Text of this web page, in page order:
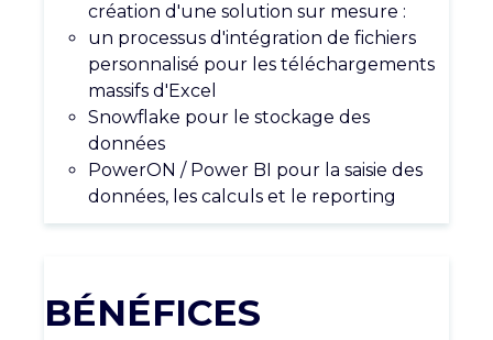
création d'une solution sur mesure :
un processus d'intégration de fichiers
personnalisé pour les téléchargements
massifs d'Excel
Snowflake pour le stockage des
données
PowerON / Power BI pour la saisie des
données, les calculs et le reporting
BÉNÉFICES